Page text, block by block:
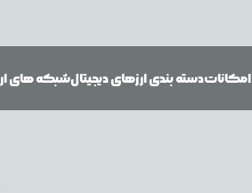
شبکه‌ هایدسته بندی ارزهای دیجیتالامکانات